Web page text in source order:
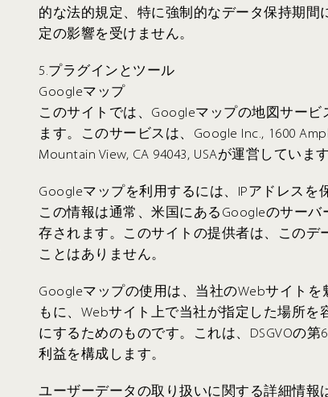
的な法的規定、特に強制的なデータ保持期間
定の影響を受けません。
5.プラグインとツール
Googleマップ
このサイトでは、Googleマップの地図サービ
ます。このサービスは、Google Inc., 1600
Mountain View, CA 94043, USAが運営しています
Googleマップを利用するには、IPアドレスを
この情報は通常、米国にあるGoogleのサー
存されます。このサイトの提供者は、このデ
ことはありません。
Googleマップの使用は、当社のWebサイトを
もに、Webサイト上で当社が指定した場所を
にするためのものです。これは、DSGVOの第
利益を構成します。
ユーザーデータの取り扱いに関する詳細情報